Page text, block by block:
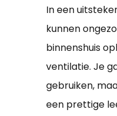
In een
kunnen
binnenshuis
ventilatie. Je
gebruiken,
een prettige